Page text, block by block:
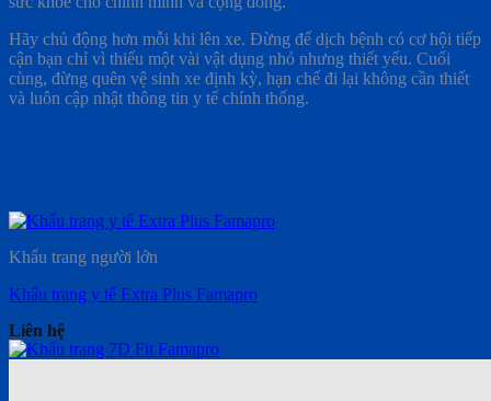
Hãy chủ động hơn mỗi khi lên xe. Đừng để dịch bệnh có cơ hội tiếp
cận bạn chỉ vì thiếu một vài vật dụng nhỏ nhưng thiết yếu. Cuối
cùng, đừng quên vệ sinh xe định kỳ, hạn chế đi lại không cần thiết
và luôn cập nhật thông tin y tế chính thống.
Khẩu trang người lớn
Khẩu trang y tế Extra Plus Famapro
Liên hệ